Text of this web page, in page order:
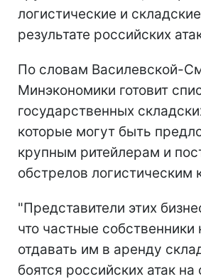
логистические и
результате российских
По словам Василевской-
Минэкономики готовит
государственных
которые могут быть
крупным ритейлерам и
обстрелов логистическим
"Представители этих
что частные собственники
отдавать им в аренду
боятся российских атак на